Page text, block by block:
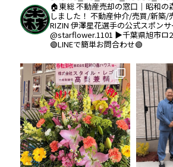
🏠東総 不動産売却の窓口｜昭和の
しました！ 不動産仲介/売買/新築/
RIZIN 伊澤星花選手の公式スポンサ
@starflower.1101 ▶︎千葉県旭市ロ
🟢LINEで簡単お問合わせ🟢